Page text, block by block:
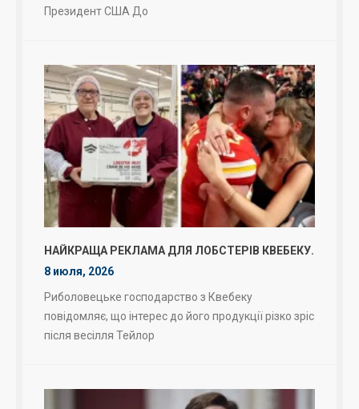
Президент США До
НАЙКРАЩА РЕКЛАМА ДЛЯ ЛОБСТЕРІВ КВЕБЕКУ.
8 июля, 2026
Риболовецьке господарство з Квебеку
повідомляє, що інтерес до його продукції різко зріс
після весілля Тейлор